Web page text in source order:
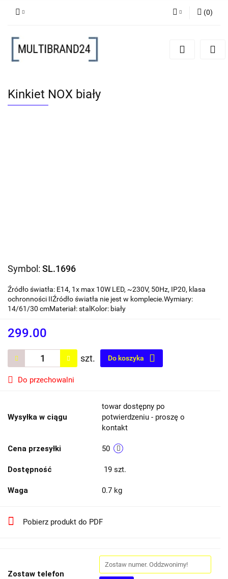
Zarejestruj się
(0)
Kinkiet NOX biały
Symbol: SL.1696
Źródło światła: E14, 1x max 10W LED, ~230V, 50Hz, IP20, klasa
ochronności IIŹródło światła nie jest w komplecie.Wymiary:
14/61/30 cmMateriał: stalKolor: biały
299.00
szt. Do koszyka
Do przechowalni
Wysyłka w ciągu
towar dostępny po
potwierdzeniu - proszę o
kontakt
Cena przesyłki 50
Dostępność 19 szt.
Waga 0.7 kg
Pobierz produkt do PDF
Zostaw telefon